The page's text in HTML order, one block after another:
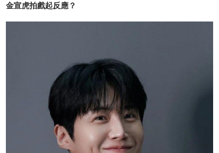
金宣虎拍戲起反應？